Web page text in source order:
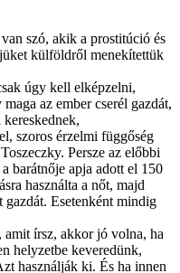
szó, akik a prostitúció és
külföldről menekítettük
úgy kell elképzelni,
az ember cserél gazdát,
kereskednek,
szoros érzelmi függőség
Persze az előbbi
barátnője apja adott el 150
használta a nőt, majd
gazdát. Esetenként mindig
amit írsz, akkor jó volna, ha
helyzetbe keveredünk,
használják ki. És ha innen